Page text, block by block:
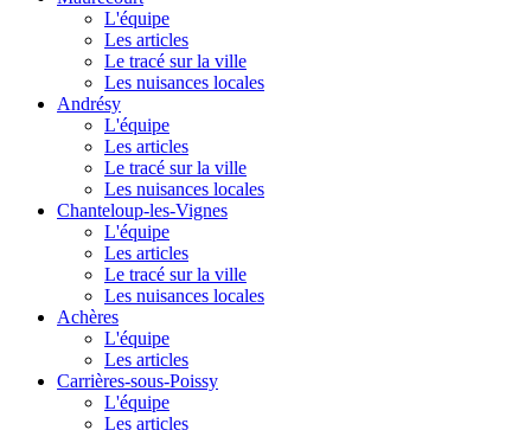
L'équipe
Les articles
Le tracé sur la ville
Les nuisances locales
Andrésy
L'équipe
Les articles
Le tracé sur la ville
Les nuisances locales
Chanteloup-les-Vignes
L'équipe
Les articles
Le tracé sur la ville
Les nuisances locales
Achères
L'équipe
Les articles
Carrières-sous-Poissy
L'équipe
Les articles